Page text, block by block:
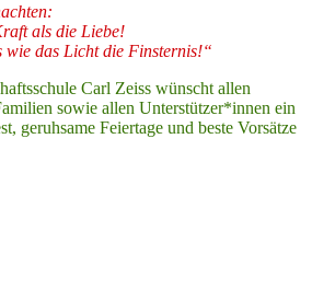
als die Liebe!
wie das Licht die Finsternis!“
Carl Zeiss wünscht allen
sowie allen Unterstützer*innen ein
geruhsame Feiertage und beste Vorsätze